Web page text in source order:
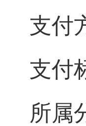
支付
支付
所属